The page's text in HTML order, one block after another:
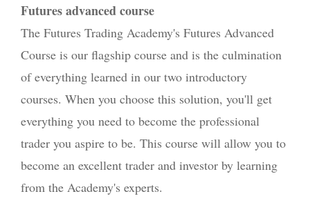
Futures advanced course
The Futures Trading Academy's Futures Advanced
Course is our flagship course and is the culmination
of everything learned in our two introductory
courses. When you choose this solution, you'll get
everything you need to become the professional
trader you aspire to be. This course will allow you to
become an excellent trader and investor by learning
from the Academy's experts.